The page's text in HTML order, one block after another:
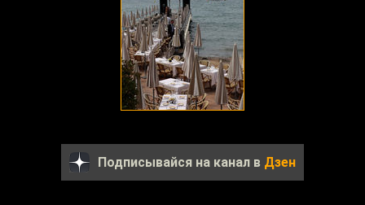
Подписывайся на канал в Дзен